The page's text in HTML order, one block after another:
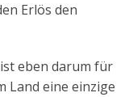
Erlös den
eben darum für
Land eine einzige